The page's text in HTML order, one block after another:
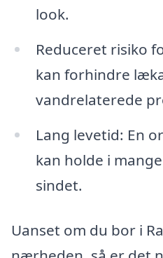
look.
Reduceret risiko
kan forhindre
vandrelaterede
Lang levetid: En
kan holde i
sindet.
Uanset om du bor i